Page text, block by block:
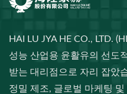
HAI LU JYA HE CO., LTD.
성능 산업용 윤활유의 선도
받는 대리점으로 자리 잡았
정밀 제조, 글로벌 마케팅